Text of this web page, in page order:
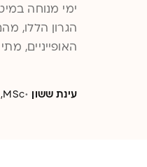
ימי מנוחה
הגרון הללו,
האופייניים,
עינת ששון ·MSc, מנהלת מדעית והסברה